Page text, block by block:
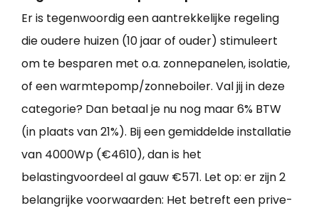
Er is tegenwoordig een aantrekkelijke regeling
die oudere huizen (10 jaar of ouder) stimuleert
om te besparen met o.a. zonnepanelen, isolatie,
of een warmtepomp/zonneboiler. Val jij in deze
categorie? Dan betaal je nu nog maar 6% BTW
(in plaats van 21%). Bij een gemiddelde installatie
van 4000Wp (€4610), dan is het
belastingvoordeel al gauw €571. Let op: er zijn 2
belangrijke voorwaarden: Het betreft een prive-